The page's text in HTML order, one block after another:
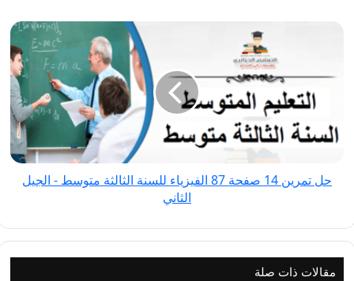
الفيزياء
للسنة
متوسط
الثاني
حل تمرين 14 صفحة 87 الفيزياء للسنة الثالثة متوسط - الجيل
الثاني
مقالات ذات صلة